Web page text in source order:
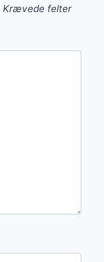
Krævede felter